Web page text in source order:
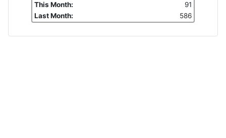
This Month:
91
Last Month:
586